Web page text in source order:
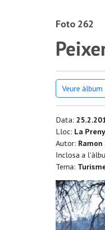
Foto 262
Veure
Data:
Lloc: La
Autor:
Inclosa a
Tema: